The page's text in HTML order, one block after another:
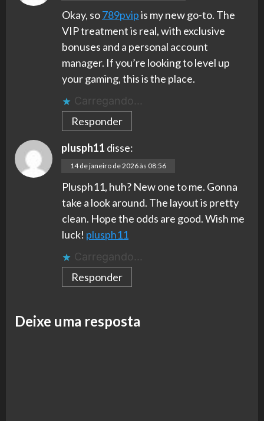
Okay, so789pvipis my new go-to. The
VIP treatment is real, with exclusive
bonuses and a personal account
manager. If you’re looking to level up
your gaming, this is the place.
Carregando...
Responder
plusph11 disse:
14 de janeiro de 2026 às 08:56
Plusph11, huh? New one to me. Gonna
take a look around. The layout is pretty
clean. Hope the odds are good. Wish me
luck! plusph11
Carregando...
Responder
Deixe uma resposta